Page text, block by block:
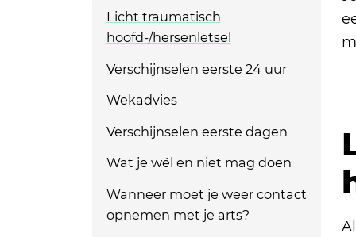
Licht traumatisch
hoofd-/hersenletsel
Verschijnselen eerste 24 uur
Wekadvies
Verschijnselen eerste dagen
Wat je wél en niet mag doen
Wanneer moet je weer contact
opnemen met je arts?